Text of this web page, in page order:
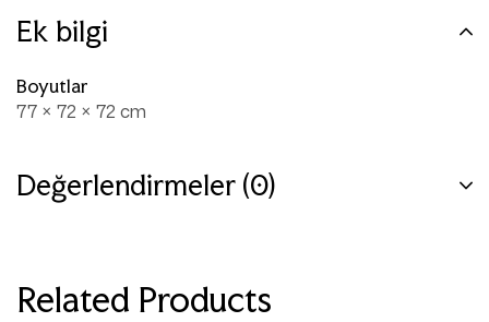
Ek bilgi
Boyutlar
77 × 72 × 72 cm
Değerlendirmeler (0)
Related Products